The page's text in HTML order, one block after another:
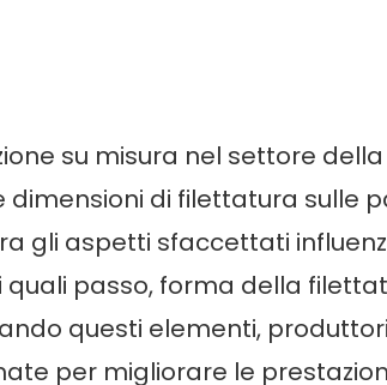
su misura nel settore
di filettatura sulle
gli aspetti sfaccettati
passo, forma della
questi elementi,
per migliorare le